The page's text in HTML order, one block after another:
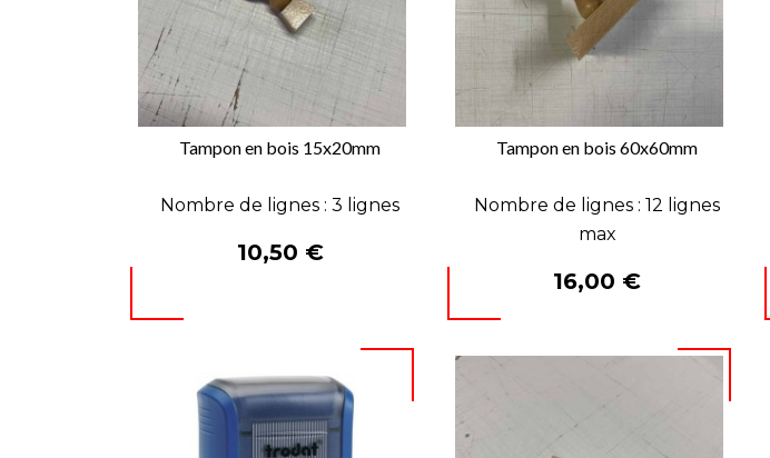
Tampon en bois 15x20mm
Nombre de lignes : 3 lignes
Prix
10,50 €
Tampon en bois 60x60mm
Nombre de lignes : 12 lignes
max
Prix
16,00 €